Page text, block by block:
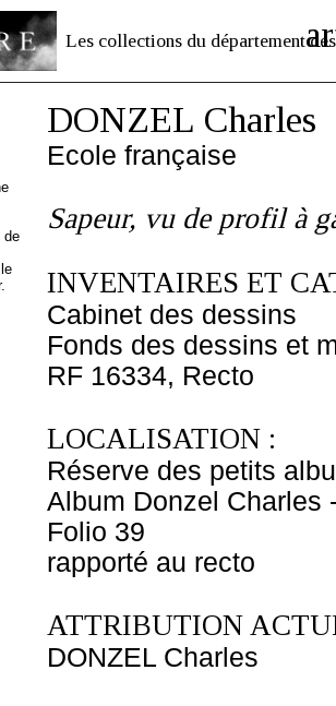
Les collections du département des
de
DONZEL Charles
Ecole française
Sapeur, vu de profil à
INVENTAIRES ET
Cabinet des dessins
Fonds des dessins et
RF 16334, Recto
LOCALISATION :
Réserve des petits
Album Donzel Charles
Folio 39
rapporté au recto
ATTRIBUTION
DONZEL Charles